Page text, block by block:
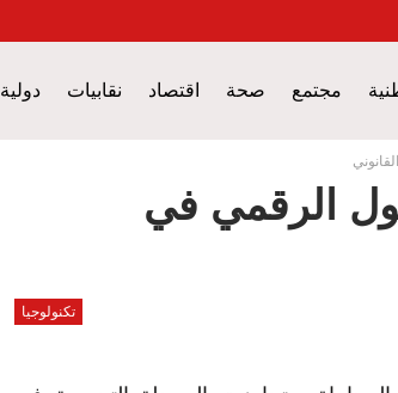
مجتمع صحة اقتصاد نقابيات دولية
تعليق بصراحة و بدون مجاملة
الرقمي في
تكنولوجيا